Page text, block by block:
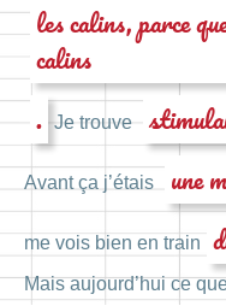
les calins, parce
calins
. Je trouve
Avant ça j’étais une
me vois bien en train
Mais aujourd’hui ce